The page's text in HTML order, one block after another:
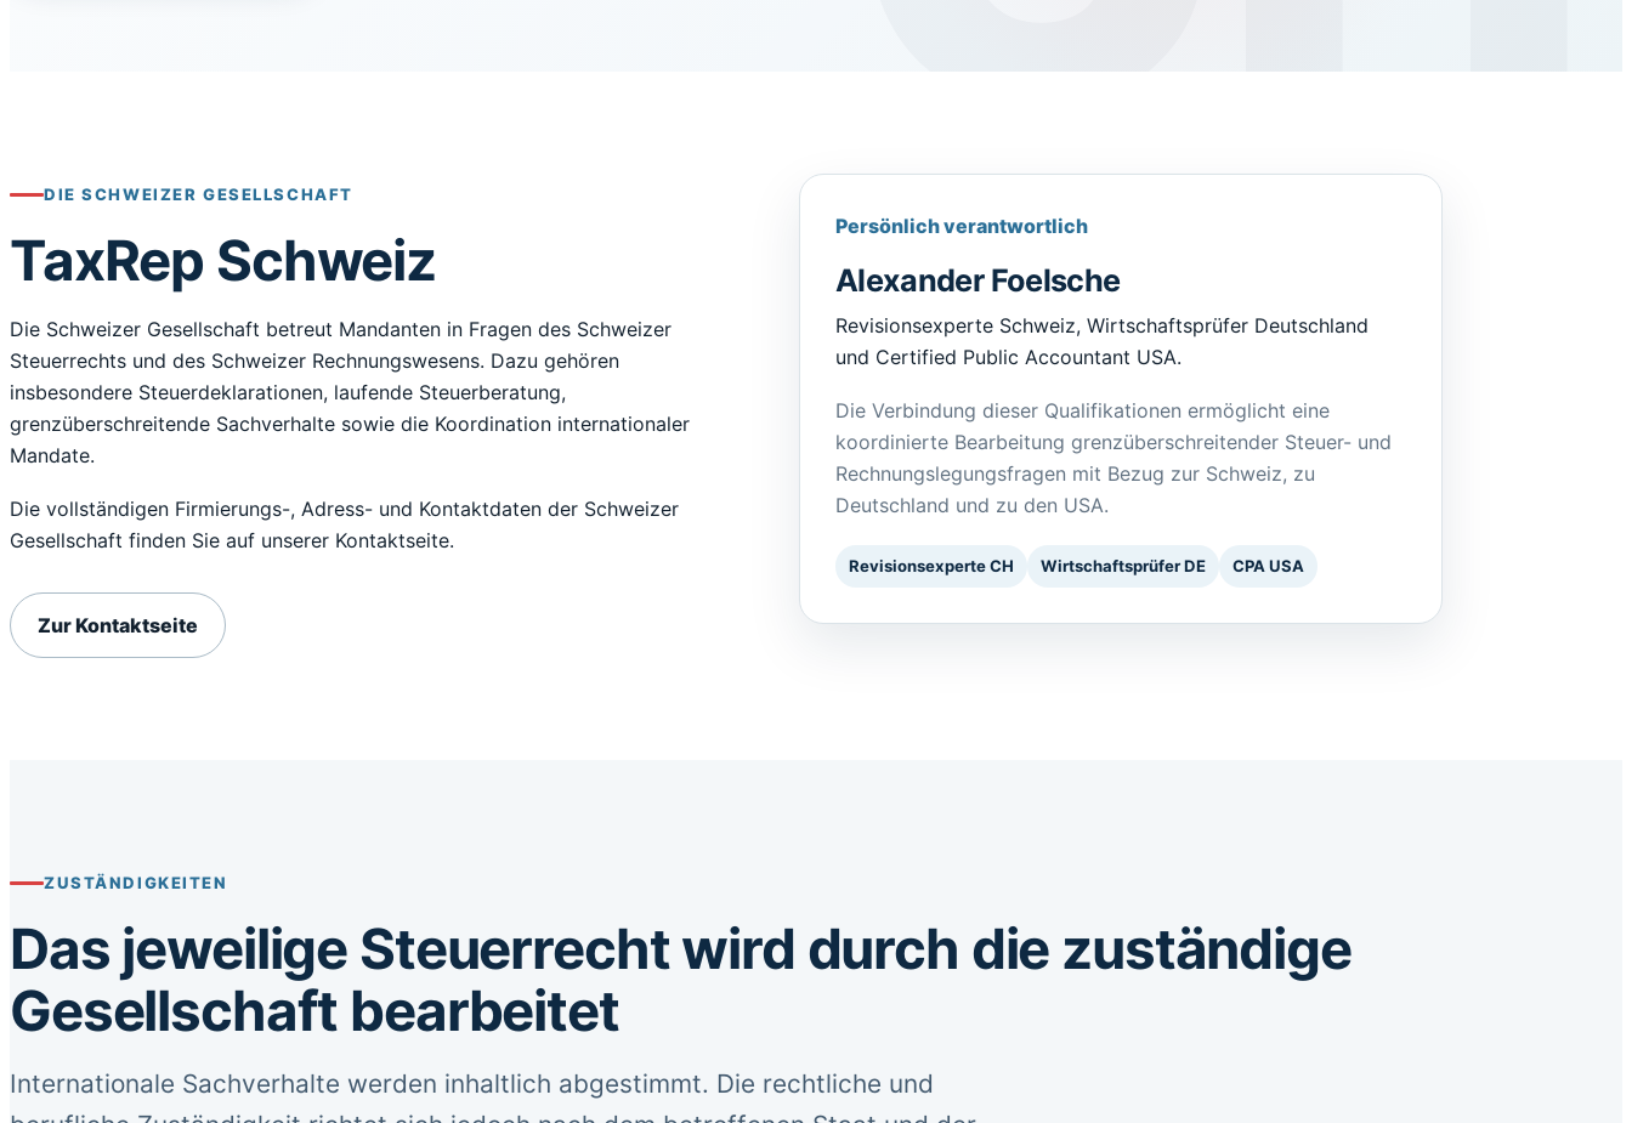
DIE SCHWEIZER GESELLSCHAFT
TaxRep Schweiz
Die Schweizer Gesellschaft betreut Mandanten in Fragen des Schweizer
Steuerrechts und des Schweizer Rechnungswesens. Dazu gehören
insbesondere Steuerdeklarationen, laufende Steuerberatung,
grenzüberschreitende Sachverhalte sowie die Koordination internationaler
Mandate.
Die vollständigen Firmierungs-, Adress- und Kontaktdaten der Schweizer
Gesellschaft finden Sie auf unserer Kontaktseite.
Zur Kontaktseite
Persönlich verantwortlich
Alexander Foelsche
Revisionsexperte Schweiz, Wirtschaftsprüfer Deutschland
und Certified Public Accountant USA.
Die Verbindung dieser Qualifikationen ermöglicht eine
koordinierte Bearbeitung grenzüberschreitender Steuer- und
Rechnungslegungsfragen mit Bezug zur Schweiz, zu
Deutschland und zu den USA.
Revisionsexperte CH Wirtschaftsprüfer DE CPA USA
ZUSTÄNDIGKEITEN
Das jeweilige Steuerrecht wird durch die zuständige
Gesellschaft bearbeitet
Internationale Sachverhalte werden inhaltlich abgestimmt. Die rechtliche und